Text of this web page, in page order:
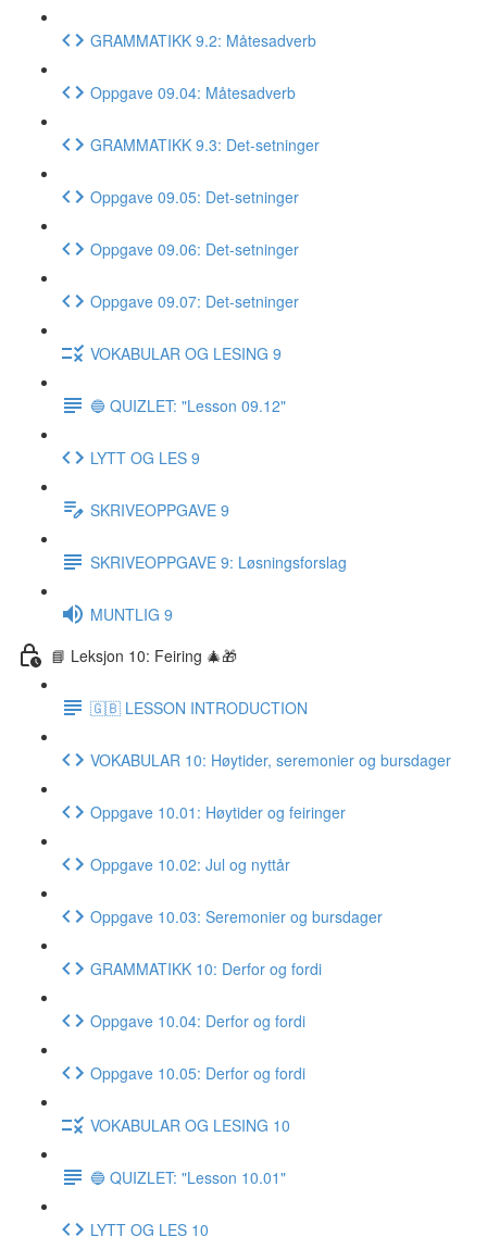
GRAMMATIKK 9.2: Måtesadverb
Oppgave 09.04: Måtesadverb
GRAMMATIKK 9.3: Det-setninger
Oppgave 09.05: Det-setninger
Oppgave 09.06: Det-setninger
Oppgave 09.07: Det-setninger
VOKABULAR OG LESING 9
🔵 QUIZLET: "Lesson 09.12"
LYTT OG LES 9
SKRIVEOPPGAVE 9
SKRIVEOPPGAVE 9: Løsningsforslag
MUNTLIG 9
📘 Leksjon 10: Feiring 🎄🎁
🇬🇧 LESSON INTRODUCTION
VOKABULAR 10: Høytider, seremonier og bursdager
Oppgave 10.01: Høytider og feiringer
Oppgave 10.02: Jul og nyttår
Oppgave 10.03: Seremonier og bursdager
GRAMMATIKK 10: Derfor og fordi
Oppgave 10.04: Derfor og fordi
Oppgave 10.05: Derfor og fordi
VOKABULAR OG LESING 10
🔵 QUIZLET: "Lesson 10.01"
LYTT OG LES 10